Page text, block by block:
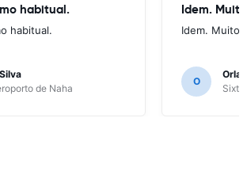
habitual.
habitual.
de Naha
Idem.
Idem. Muito
O
Sixt